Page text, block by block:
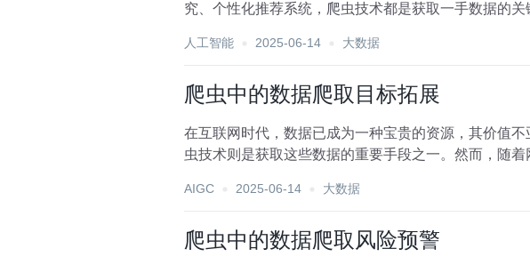
究、个性化推荐系统，爬虫技术都是获取一手数据的
人工智能 2025-06-14 大数据
爬虫中的数据爬取目标拓展
在互联网时代，数据已成为一种宝贵的资源，其价值
虫技术则是获取这些数据的重要手段之一。然而，随
AIGC 2025-06-14 大数据
爬虫中的数据爬取风险预警